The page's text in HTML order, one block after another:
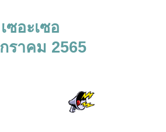
อะเซอ
ราคม 2565